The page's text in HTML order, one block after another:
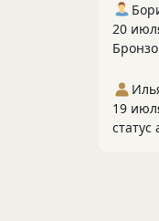
20
19
статус